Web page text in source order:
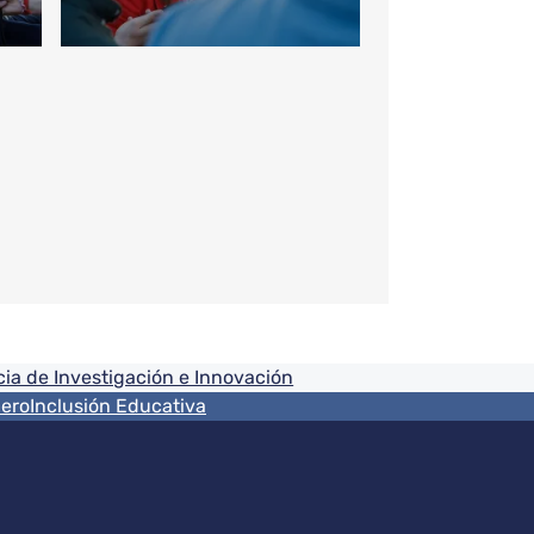
de Investigación e Innovación
Inclusión Educativa